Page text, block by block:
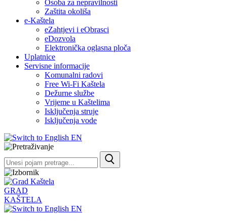
Osoba za nepravilnosti
Zaštita okoliša
e-Kaštela
eZahtjevi i eObrasci
eDozvola
Elektronička oglasna ploča
Uplatnice
Servisne informacije
Komunalni radovi
Free Wi-Fi Kaštela
Dežurne službe
Vrijeme u Kaštelima
Isključenja struje
Isključenja vode
EN
GRAD
KAŠTELA
EN